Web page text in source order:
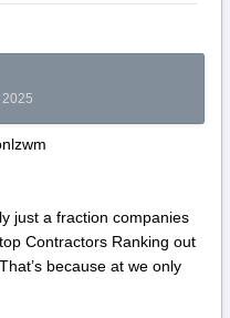
just a fraction companies
Contractors Ranking out
because at we only